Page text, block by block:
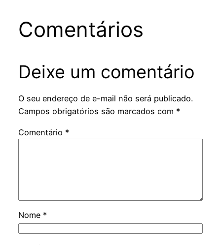
Comentários
Deixe um comentário
O seu endereço de e-mail não será publicado.
Campos obrigatórios são marcados com *
Comentário *
Nome *